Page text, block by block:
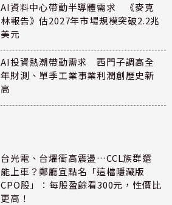
AI資料中心帶動半導體需求 《麥克
林報告》估2027年市場規模突破2.2兆
美元
AI投資熱潮帶動需求 西門子調高全
年財測、單季工業事業利潤創歷史新
高
台光電、台燿衝高震盪…CCL族群還
能上車？鄭廳宜點名「這檔隱藏版
CPO股」：每股盈餘看300元，性價比
更高！